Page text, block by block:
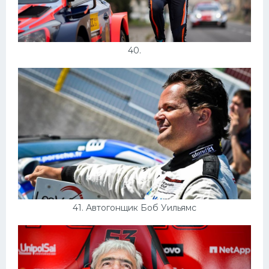
40.
41. Автогонщик Боб Уильямс